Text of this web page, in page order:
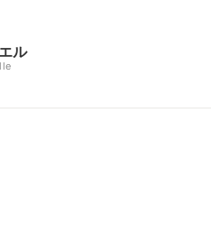
ル